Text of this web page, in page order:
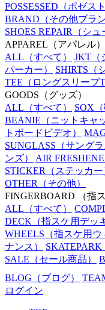
POSSESSED （ポゼスト
BRAND （その他ブラ
SHOES REPAIR （シュ
APPAREL （アパレル）
ALL （すべて） JKT
パーカー）
SHIRTS （
TEE （ロングスリーブ
GOODS （グッズ）
ALL （すべて） SOX
BEANIE （ニットキャ
トボードビデオ）
SUNGLASS （サングラ
ンズ）
AIR
STICKER （ステッカー
OTHER （その他）
FINGERBOARD
（指
ALL （すべて）
DECK （指スケ用デッ
WHEELS （指スケ用ウ
ナンス）
SKATEPARK
SALE （セール商品）
BLOG （ブログ）
ログイン